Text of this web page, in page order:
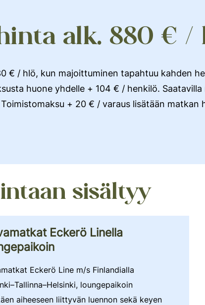
alk. 880 € /
€ / hlö, kun majoittuminen tapahtuu kahden
huone yhdelle + 104 € / henkilö. Saatavilla
+ 20 € / varaus lisätään matkan
sisältyy
Eckerö Linella
Eckerö Line m/s Finlandialla
loungepaikoin
aiheeseen liittyvän luennon sekä keyen